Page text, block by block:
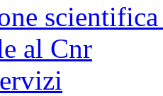
al Cnr